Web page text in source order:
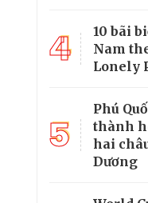
4
10 bãi
Nam
Lonely
5
Phú
thành
hai
Dương